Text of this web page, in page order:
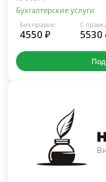
Бухгалтерские услуги
Без правок:
4550 ₽
С
5530